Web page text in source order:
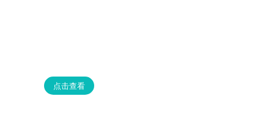
点击查看